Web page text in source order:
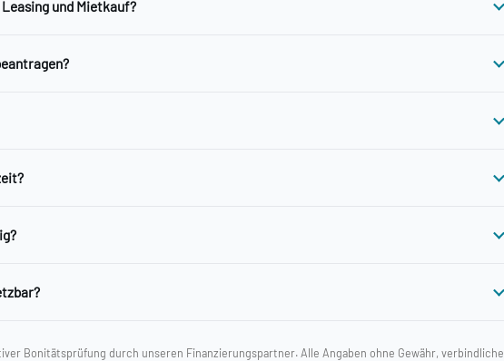
und Mietkauf?
Bonitätsprüfung durch unseren Finanzierungspartner. Alle Angaben ohne Gewähr, verbindliche